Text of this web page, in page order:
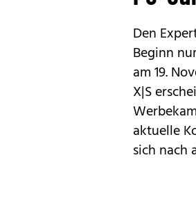
Den
Beginn
am 19.
X|S
aktuelle
sich nach